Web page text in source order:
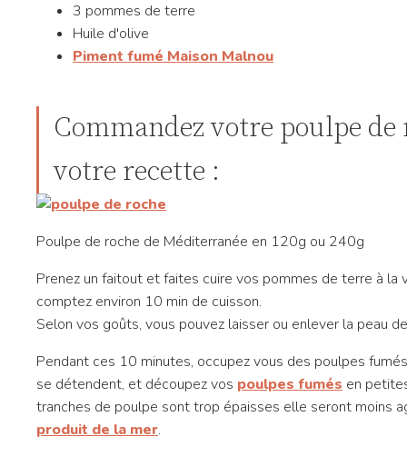
3 pommes de terre
Huile d'olive
Piment fumé Maison Malnou
Commandez votre poulpe
votre recette :
Poulpe de roche de Méditerranée en 120g ou 240g
Prenez un faitout et faites cuire vos pommes de terre à la
comptez environ 10 min de cuisson.
Selon vos goûts, vous pouvez laisser ou enlever la peau
Pendant ces 10 minutes, occupez vous des poulpes
se détendent, et découpez vos poulpes fumés en
tranches de poulpe sont trop épaisses elle seront moins
produit de la mer.